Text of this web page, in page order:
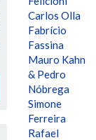
Carlos Olla
Fabrício
Fassina
Mauro Kahn
& Pedro
Nóbrega
Simone
Ferreira
Rafael